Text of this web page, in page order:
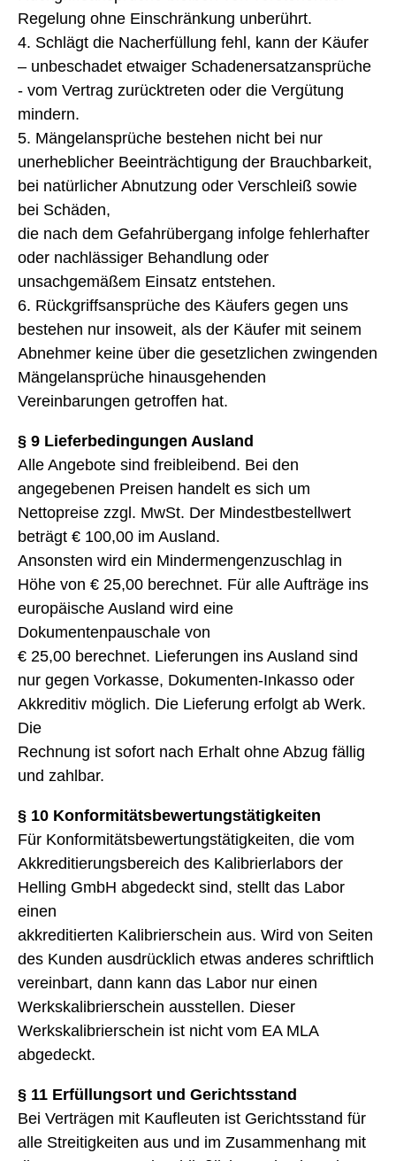
Regelung ohne Einschränkung unberührt.
4. Schlägt die Nacherfüllung fehl, kann der Käufer
– unbeschadet etwaiger Schadenersatzansprüche
- vom Vertrag zurücktreten oder die Vergütung
mindern.
5. Mängelansprüche bestehen nicht bei nur
unerheblicher Beeinträchtigung der Brauchbarkeit,
bei natürlicher Abnutzung oder Verschleiß sowie
bei Schäden,
die nach dem Gefahrübergang infolge fehlerhafter
oder nachlässiger Behandlung oder
unsachgemäßem Einsatz entstehen.
6. Rückgriffsansprüche des Käufers gegen uns
bestehen nur insoweit, als der Käufer mit seinem
Abnehmer keine über die gesetzlichen zwingenden
Mängelansprüche hinausgehenden
Vereinbarungen getroffen hat.
§ 9 Lieferbedingungen Ausland
Alle Angebote sind freibleibend. Bei den
angegebenen Preisen handelt es sich um
Nettopreise zzgl. MwSt. Der Mindestbestellwert
beträgt € 100,00 im Ausland.
Ansonsten wird ein Mindermengenzuschlag in
Höhe von € 25,00 berechnet. Für alle Aufträge ins
europäische Ausland wird eine
Dokumentenpauschale von
€ 25,00 berechnet. Lieferungen ins Ausland sind
nur gegen Vorkasse, Dokumenten-Inkasso oder
Akkreditiv möglich. Die Lieferung erfolgt ab Werk.
Die
Rechnung ist sofort nach Erhalt ohne Abzug fällig
und zahlbar.
§ 10 Konformitätsbewertungstätigkeiten
Für Konformitätsbewertungstätigkeiten, die vom
Akkreditierungsbereich des Kalibrierlabors der
Helling GmbH abgedeckt sind, stellt das Labor
einen
akkreditierten Kalibrierschein aus. Wird von Seiten
des Kunden ausdrücklich etwas anderes schriftlich
vereinbart, dann kann das Labor nur einen
Werkskalibrierschein ausstellen. Dieser
Werkskalibrierschein ist nicht vom EA MLA
abgedeckt.
§ 11 Erfüllungsort und Gerichtsstand
Bei Verträgen mit Kaufleuten ist Gerichtsstand für
alle Streitigkeiten aus und im Zusammenhang mit